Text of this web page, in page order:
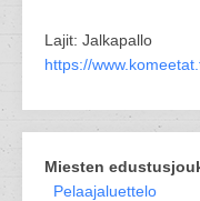
Lajit: Jalkapallo
https://
Miesten
Pelaajaluettelo